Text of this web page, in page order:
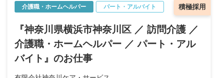
積極採用
介護職・ホームヘルパー パート・アルバイト
『神奈川県横浜市神奈川区 ／ 訪問介護 ／
介護職・ホームヘルパー ／ パート・アル
バイト』のお仕事